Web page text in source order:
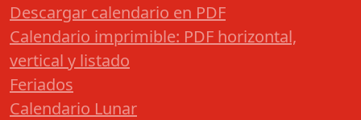
Descargar calendario en PDF
Calendario imprimible: PDF horizontal,
vertical y listado
Feriados
Calendario Lunar